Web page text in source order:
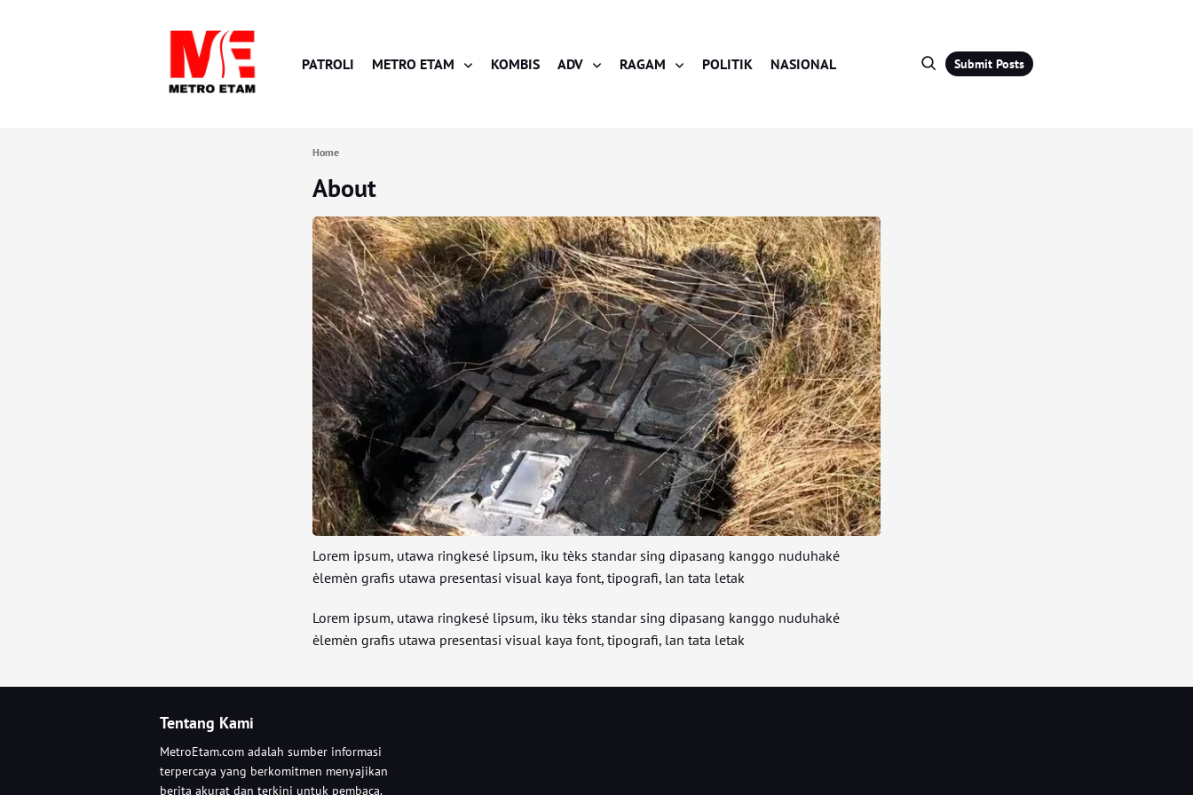
PATROLI METRO ETAM KOMBIS ADV RAGAM POLITIK NASIONAL Submit Posts
Home
About
Lorem ipsum, utawa ringkesé lipsum, iku tèks standar sing dipasang kanggo nuduhaké
èlemèn grafis utawa presentasi visual kaya font, tipografi, lan tata letak
Lorem ipsum, utawa ringkesé lipsum, iku tèks standar sing dipasang kanggo nuduhaké
èlemèn grafis utawa presentasi visual kaya font, tipografi, lan tata letak
Tentang Kami
MetroEtam.com adalah sumber informasi
terpercaya yang berkomitmen menyajikan
berita akurat dan terkini untuk pembaca.